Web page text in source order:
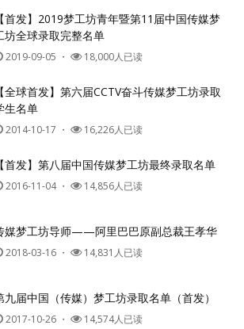
【首发】2019梦工坊青年暨第11届中国传媒梦
坊全球录取完整名单
2019-09-05 ・ 18,000人已读
【全球首发】第六届CCTV奋斗传媒梦工坊录取
生名单
2014-10-17 ・ 16,226人已读
【首发】第八届中国传媒梦工坊最终录取名单
2016-11-04・ 14,856人已读
媒梦工坊导师——阿里巴巴原副总裁王孝华
2018-03-16 ・ 14,831人已读
九届中国（传媒）梦工坊录取名单（首发）
2017-10-26 ・ 14,574人已读